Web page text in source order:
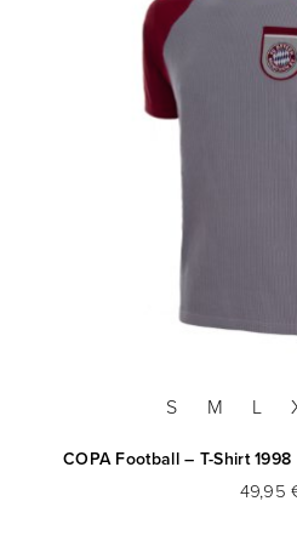
S M L
COPA Football – T-Shirt
49,95